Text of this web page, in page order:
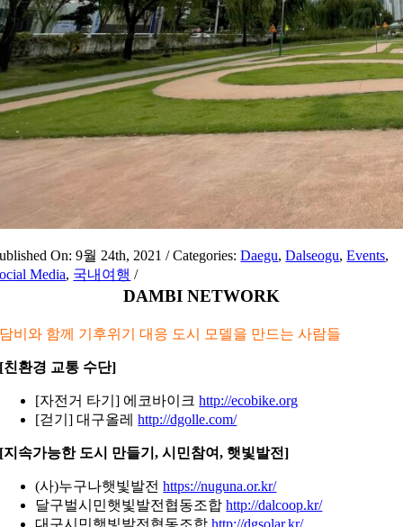
On: 9월 24th, 2021 /Categories:Daegu,Dalseogu,Events,
Media, 국내여행 /
DAMBI NETWORK
담비와 함께 기후위기 대응 도시 모델을 만드는 사람들
[친환경 교통 수단]
[자전거 타기] 에코바이크http://ecobike.org
[걷기] 대구올레http://dgolle.com/
[지속가능한 도시 만들기, 시민참여, 햇빛발전]
(사)누구나햇빛발전https://nuguna.or.kr/
달구벌시민햇빛발전협동조합http://dalcoop.kr/
대구시민햇빛발전협동조합http://dgsolar.kr/